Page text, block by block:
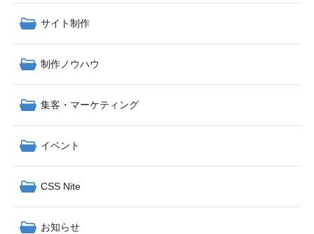
サイト制作
制作ノウハウ
集客・マーケティング
イベント
CSS Nite
お知らせ